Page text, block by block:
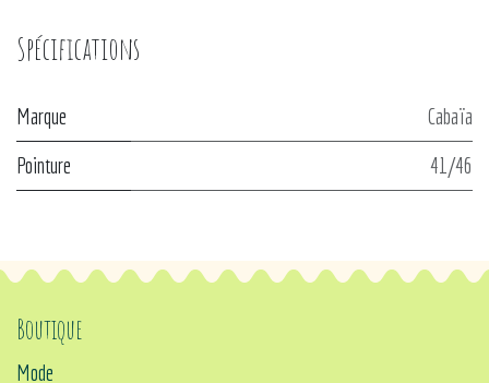
Spécifications
Marque
Cabaïa
Pointure
41/46
Boutique
Mode